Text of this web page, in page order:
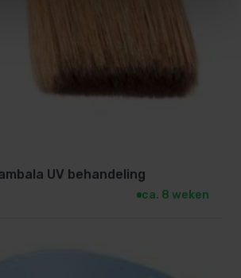
UV behandeling
ca. 8 weken